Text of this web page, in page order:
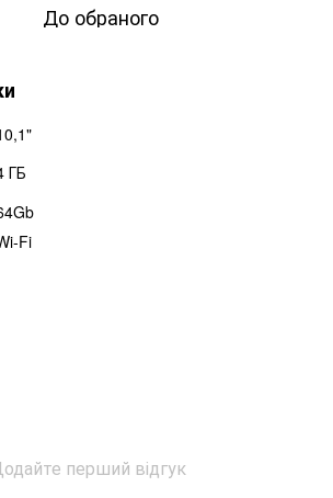
До обраного
ГБ
Fi
перший відгук